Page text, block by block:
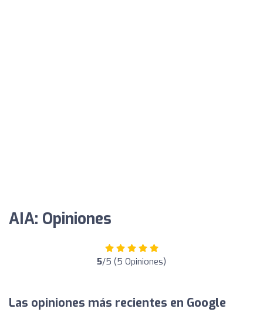
AIA: Opiniones
5/5 (5 Opiniones)
Las opiniones más recientes en Google